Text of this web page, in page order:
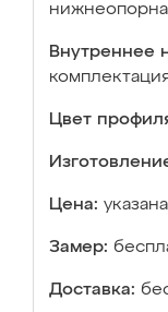
Внутреннее
Цвет
Цена:
Замер:
Доставка: